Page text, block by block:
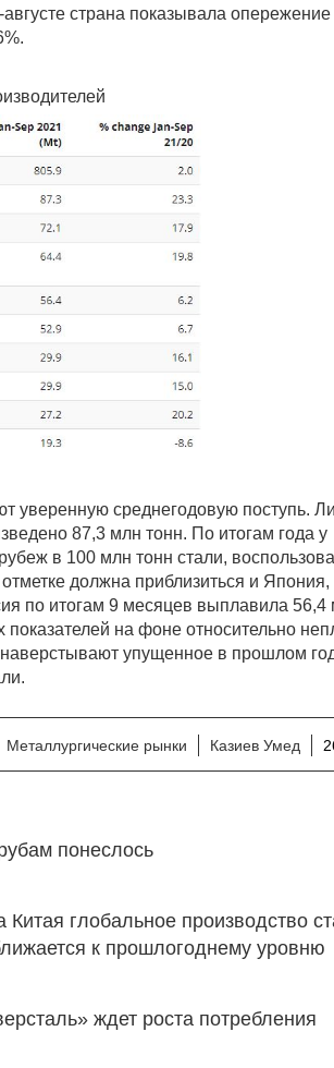
страна показывала опережение
уверенную среднегодовую поступь.
87,3 млн тонн. По итогам года у
в 100 млн тонн стали,
должна приблизиться и Япония,
по итогам 9 месяцев выплавила 56,4
на фоне относительно
упущенное в прошлом
Металлургические рынки Казиев Умед
понеслось
Китая глобальное производство
к прошлогоднему уровню
ждет роста потребления